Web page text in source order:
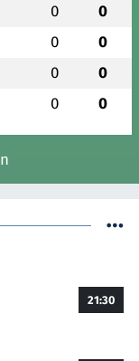
0 0
0 0
0 0
0 0
21:30